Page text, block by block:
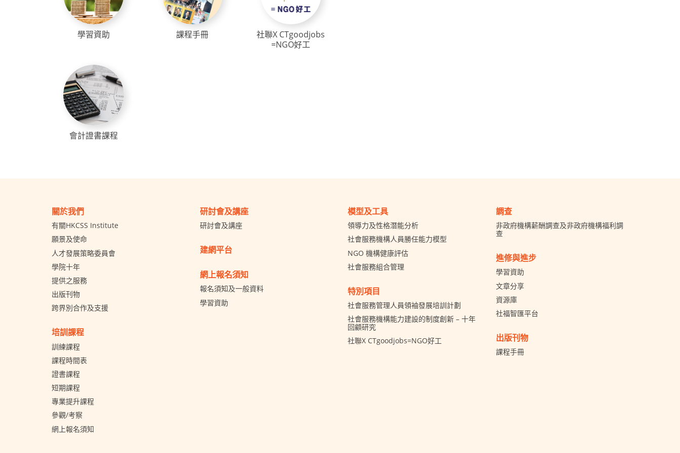
學習資助 課程手冊
社聯X CTgoodjobs
=NGO好工
會計證書課程
關於我們
有關HKCSS Institute
願景及使命
人才發展策略委員會
學院十年
提供之服務
出版刊物
跨界別合作及支援
培訓課程
訓練課程
課程時間表
證書課程
短期課程
專業提升課程
參觀/考察
網上報名須知
研討會及講座
研討會及講座
建網平台
網上報名須知
報名須知及一般資料
學習資助
模型及工具
領導力及性格潛能分析
社會服務機構人員勝任能力模型
NGO 機構健康評估
社會服務組合管理
特別項目
社會服務管理人員領袖發展培訓計劃
社會服務機構能力建設的制度創新 – 十年
回顧研究
社聯X CTgoodjobs=NGO好工
調查
非政府機構薪酬調查及非政府機構福利調
查
進修與進步
學習資助
文章分享
資源庫
社福智匯平台
出版刊物
課程手冊